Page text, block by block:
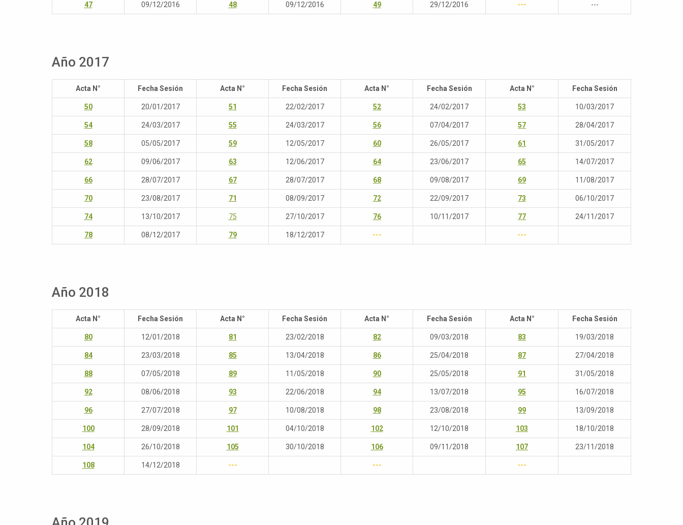
47 09/12/2016 48 09/12/2016 49 29/12/2016 --- ---
Año 2017
Acta N° Fecha Sesión Acta N° Fecha Sesión Acta N° Fecha Sesión Acta N° Fecha Sesión
50 20/01/2017 51 22/02/2017 52 24/02/2017 53 10/03/2017
54 24/03/2017 55 24/03/2017 56 07/04/2017 57 28/04/2017
58 05/05/2017 59 12/05/2017 60 26/05/2017 61 31/05/2017
62 09/06/2017 63 12/06/2017 64 23/06/2017 65 14/07/2017
66 28/07/2017 67 28/07/2017 68 09/08/2017 69 11/08/2017
70 23/08/2017 71 08/09/2017 72 22/09/2017 73 06/10/2017
74 13/10/2017 75 27/10/2017 76 10/11/2017 77 24/11/2017
78 08/12/2017 79 18/12/2017 --- ---
Año 2018
Acta N° Fecha Sesión Acta N° Fecha Sesión Acta N° Fecha Sesión Acta N° Fecha Sesión
80 12/01/2018 81 23/02/2018 82 09/03/2018 83 19/03/2018
84 23/03/2018 85 13/04/2018 86 25/04/2018 87 27/04/2018
88 07/05/2018 89 11/05/2018 90 25/05/2018 91 31/05/2018
92 08/06/2018 93 22/06/2018 94 13/07/2018 95 16/07/2018
96 27/07/2018 97 10/08/2018 98 23/08/2018 99 13/09/2018
100 28/09/2018 101 04/10/2018 102 12/10/2018 103 18/10/2018
104 26/10/2018 105 30/10/2018 106 09/11/2018 107 23/11/2018
108 14/12/2018 --- --- ---